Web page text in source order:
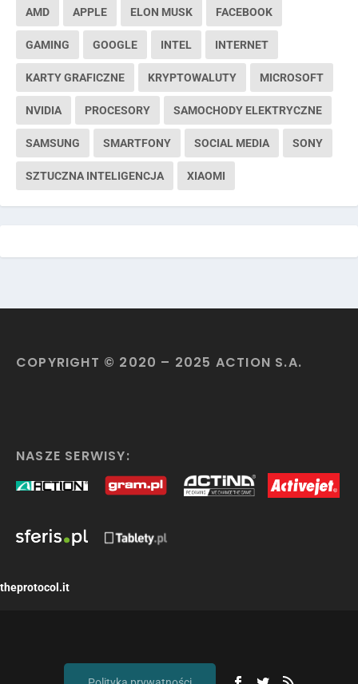
AMD APPLE ELON MUSK FACEBOOK
GAMING GOOGLE INTEL INTERNET
KARTY GRAFICZNE KRYPTOWALUTY MICROSOFT
NVIDIA PROCESORY SAMOCHODY ELEKTRYCZNE
SAMSUNG SMARTFONY SOCIAL MEDIA SONY
SZTUCZNA INTELIGENCJA XIAOMI
COPYRIGHT © 2020 – 2025 ACTION S.A.
NASZE SERWISY:
theprotocol.it